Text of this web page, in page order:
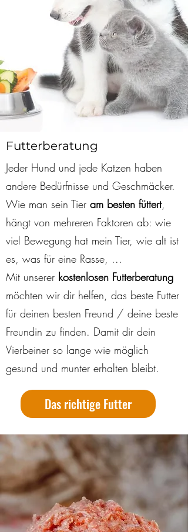
Futterberatung
Jeder Hund und jede Katzen haben
andere Bedürfnisse und Geschmäcker.
Wie man sein Tier am besten füttert,
hängt von mehreren Faktoren ab: wie
viel Bewegung hat mein Tier, wie alt ist
es, was für eine Rasse, ...
Mit unserer kostenlosen Futterberatung
möchten wir dir helfen, das beste Futter
für deinen besten Freund / deine beste
Freundin zu finden. Damit dir dein
Vierbeiner so lange wie möglich
gesund und munter erhalten bleibt.
Das richtige Futter